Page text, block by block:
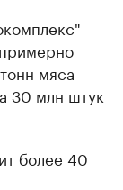
мяса
30 млн штук
более 40